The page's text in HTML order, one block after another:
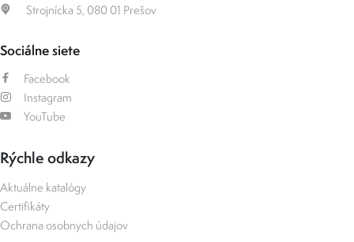
Strojnícka 5, 080 01 Prešov
Sociálne siete
Facebook
Instagram
YouTube
Rýchle odkazy
Aktuálne katalógy
Certifikáty
Ochrana osobnych údajov